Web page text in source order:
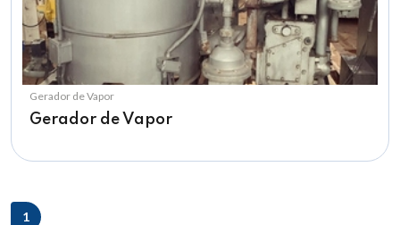
Gerador de Vapor
Gerador de Vapor
1